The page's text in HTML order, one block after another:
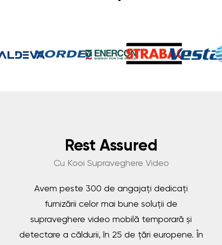
Rest Assured
Cu Kooi Supraveghere Video
Avem peste 300 de angajați dedicați
furnizării celor mai bune soluții de
supraveghere video mobilă temporară și
detectare a căldurii, în 25 de țări europene. În